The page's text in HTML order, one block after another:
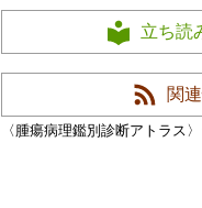
立ち読
関
〈腫瘍病理鑑別診断アトラス